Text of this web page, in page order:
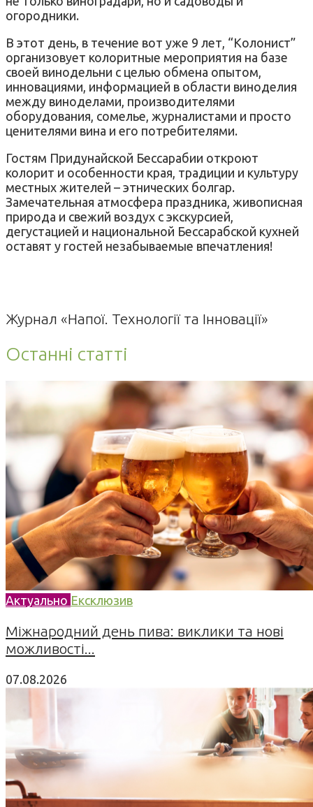
огородники.
В этот день, в течение вот уже 9 лет, “Колонист”
организовует колоритные мероприятия на базе
своей винодельни с целью обмена опытом,
инновациями, информацией в области виноделия
между виноделами, производителями
оборудования, сомелье, журналистами и просто
ценителями вина и его потребителями.
Гостям Придунайской Бессарабии откроют
колорит и особенности края, традиции и культуру
местных жителей – этнических болгар.
Замечательная атмосфера праздника, живописная
природа и свежий воздух с экскурсией,
дегустацией и национальной Бессарабской кухней
оставят у гостей незабываемые впечатления!
Журнал «Напої. Технології та Інновації»
Останні статті
Актуально Ексклюзив
Міжнародний день пива: виклики та нові
можливості...
07.08.2026